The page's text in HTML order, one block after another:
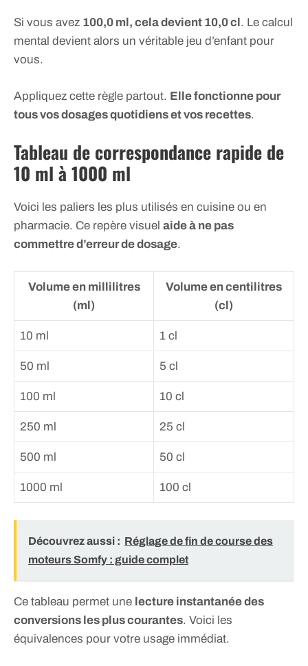
Si vous avez 100,0 ml, cela devient 10,0 cl. Le calcul
mental devient alors un véritable jeu d’enfant pour
vous.
Appliquez cette règle partout. Elle fonctionne pour
tous vos dosages quotidiens et vos recettes.
Tableau de correspondance rapide de
10 ml à 1000 ml
Voici les paliers les plus utilisés en cuisine ou en
pharmacie. Ce repère visuel aide à ne pas
commettre d’erreur de dosage.
Volume en millilitres
(ml)
Volume en centilitres
(cl)
10 ml 1 cl
50 ml 5 cl
100 ml 10 cl
250 ml 25 cl
500 ml 50 cl
1000 ml 100 cl
Découvrez aussi : Réglage de fin de course des
moteurs Somfy : guide complet
Ce tableau permet une lecture instantanée des
conversions les plus courantes. Voici les
équivalences pour votre usage immédiat.